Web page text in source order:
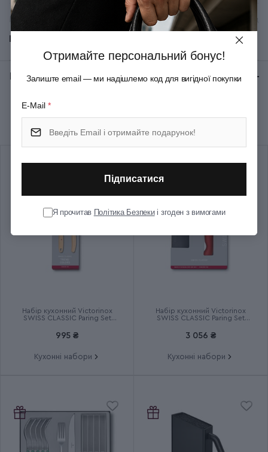
Матеріал руків'я/накладок
Матеріал леза Неіржавна сталь
Довжина (см) 25.4
Тип випуску товару Серійний
Країна збірки
Показати всі
Відгуки: ★ 0 (0)
Рекомендуємо купити разом
Набір кухонний Victorinox
SWISS CLASSIC Paring Set
995 ₴
Кухонні набори
Набір кухонний Victorinox
SWISS CLASSIC Paring Set
3 056 ₴
Кухонні набори
Отримайте персональний бонус!
Залиште email — ми надішлемо код для вигідної покупки
E-Mail *
Підписатися
Я прочитав Політика Безпекиі згоден з вимогами